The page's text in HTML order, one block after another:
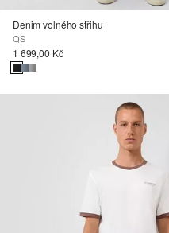
Denim volného střihu
QS
1 699,00 Kč